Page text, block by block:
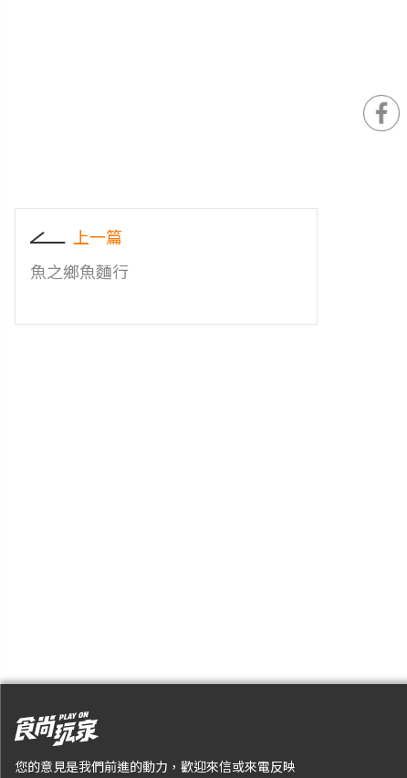
上一篇
魚之鄉魚麵行
您的意見是我們前進的動力，歡迎來信或來電反映